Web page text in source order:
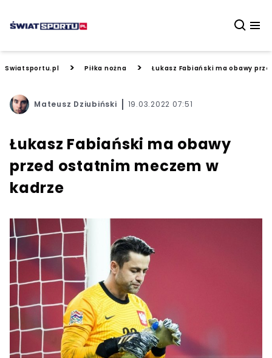
Swiatsportu.pl > Piłka nożna > Łukasz Fabiański ma obawy
Mateusz Dziubiński 19.03.2022 07:51
Łukasz Fabiański ma obawy
przed ostatnim meczem w
kadrze